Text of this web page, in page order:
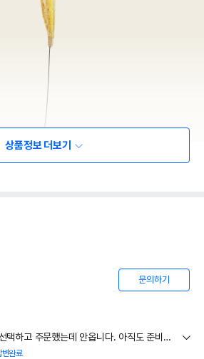
상품정보 더보기
문의하기
6일에 7일 배송으로 선택하고 주문했는데 안옵니다. 아직도 준비중이네요. 왜죠?
변완료